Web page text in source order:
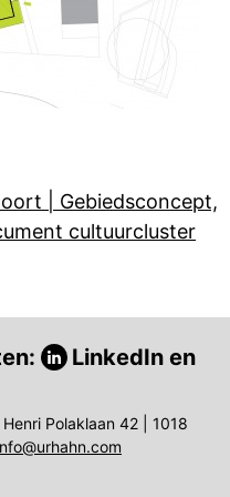
| Gebiedsconcept,
cultuurcluster
LinkedIn en
Polaklaan 42 | 1018